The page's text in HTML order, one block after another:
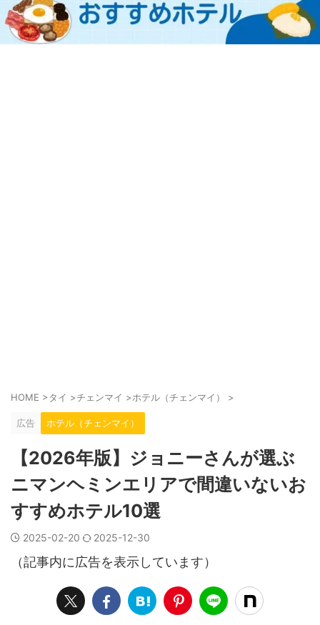
HOME >タイ >チェンマイ >ホテル（チェンマイ） >
広告 ホテル（チェンマイ）
【2026年版】ジョニーさんが選ぶ
ニマンヘミンエリアで間違いないお
すすめホテル10選
2025-02-20 2025-12-30
（記事内に広告を表示しています）